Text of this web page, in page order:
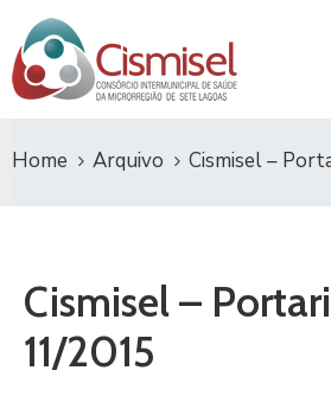
Home Arquivo Cismisel –
Cismisel –
11/2015